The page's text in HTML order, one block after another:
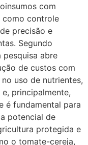
com
como controle
precisão e
Segundo
abre
de custos com
uso de nutrientes,
principalmente,
é fundamental para
potencial de
protegida e
o tomate-cereja,